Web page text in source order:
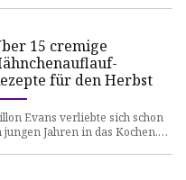
15 cremige
für den Herbst
Evans verliebte sich schon
jungen Jahren in das Kochen.